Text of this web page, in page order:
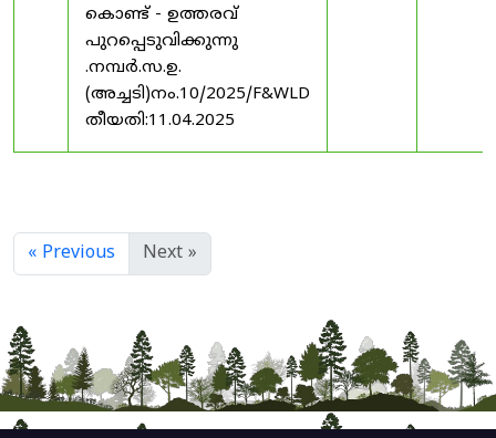
കൊണ്ട് - ഉത്തരവ്
പുറപ്പെടുവിക്കുന്നു
.നമ്പർ.സ.ഉ.
(അച്ചടി)നം.10/2025/F&WLD
തീയതി:11.04.2025
« Previous Next »